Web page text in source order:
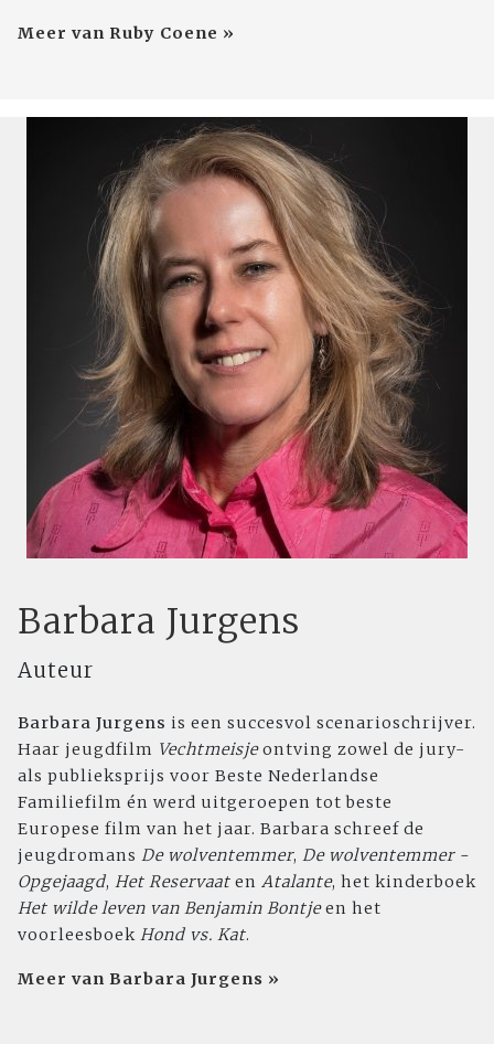
Meer van Ruby Coene »
Barbara Jurgens
Auteur
Barbara Jurgens is een succesvol scenarioschrijver.
Haar jeugdfilm Vechtmeisjeontving zowel de jury-
als publieksprijs voor Beste Nederlandse
Familiefilm én werd uitgeroepen tot beste
Europese film van het jaar. Barbara schreef de
jeugdromans De wolventemmer, De wolventemmer -
Opgejaagd, Het Reservaat en Atalante, het kinderboek
Het wilde leven van Benjamin Bontjeen het
voorleesboek Hond vs. Kat.
Meer van Barbara Jurgens »